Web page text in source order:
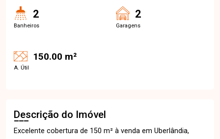
2
Banheiros
2
Garagens
150.00 m²
A. Útil
Descrição do Imóvel
Excelente cobertura de 150 m² à venda em Uberlândia,